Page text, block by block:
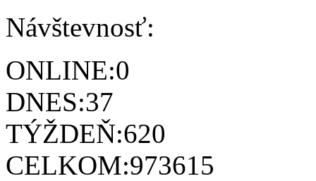
Návštevnosť:
ONLINE:0
DNES:37
TÝŽDEŇ:620
CELKOM:973615